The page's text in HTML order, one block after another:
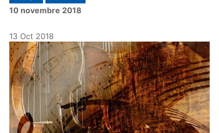
a
10 novembre 2018
13 Oct 2018